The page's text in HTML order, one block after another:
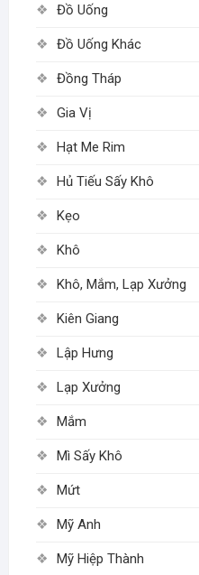
Đồ Uống
Đồ Uống Khác
Đồng Tháp
Gia Vị
Hạt Me Rim
Hủ Tiếu Sấy Khô
Kẹo
Khô
Khô, Mắm, Lạp Xưởng
Kiên Giang
Lập Hưng
Lạp Xưởng
Mắm
Mì Sấy Khô
Mứt
Mỹ Anh
Mỹ Hiệp Thành